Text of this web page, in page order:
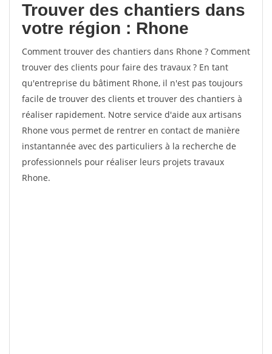
Trouver des chantiers dans
votre région : Rhone
Comment trouver des chantiers dans Rhone ? Comment
trouver des clients pour faire des travaux ? En tant
qu'entreprise du bâtiment Rhone, il n'est pas toujours
facile de trouver des clients et trouver des chantiers à
réaliser rapidement. Notre service d'aide aux artisans
Rhone vous permet de rentrer en contact de manière
instantannée avec des particuliers à la recherche de
professionnels pour réaliser leurs projets travaux
Rhone.